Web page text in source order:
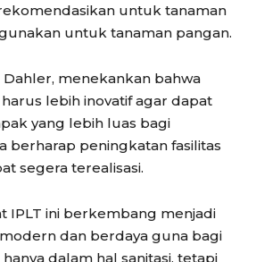
untuk tanaman
untuk tanaman pangan.
Dahler, menekankan bahwa
lebih inovatif agar dapat
yang lebih luas bagi
berharap peningkatan fasilitas
segera terealisasi.
IPLT ini berkembang menjadi
dan berdaya guna bagi
dalam hal sanitasi, tetapi